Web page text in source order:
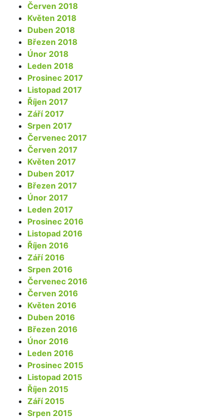
Červen 2018
Květen 2018
Duben 2018
Březen 2018
Únor 2018
Leden 2018
Prosinec 2017
Listopad 2017
Říjen 2017
Září 2017
Srpen 2017
Červenec 2017
Červen 2017
Květen 2017
Duben 2017
Březen 2017
Únor 2017
Leden 2017
Prosinec 2016
Listopad 2016
Říjen 2016
Září 2016
Srpen 2016
Červenec 2016
Červen 2016
Květen 2016
Duben 2016
Březen 2016
Únor 2016
Leden 2016
Prosinec 2015
Listopad 2015
Říjen 2015
Září 2015
Srpen 2015